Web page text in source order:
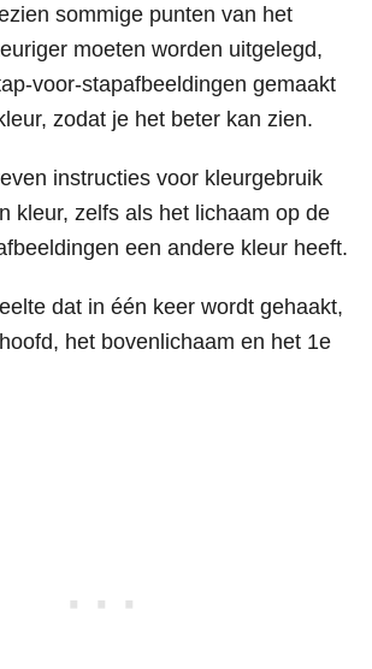
sommige punten van het
moeten worden uitgelegd,
voor-stapafbeeldingen gemaakt
zodat je het beter kan zien.
instructies voor kleurgebruik
kleur, zelfs als het lichaam op de
een andere kleur heeft.
dat in één keer wordt gehaakt,
het bovenlichaam en het 1e